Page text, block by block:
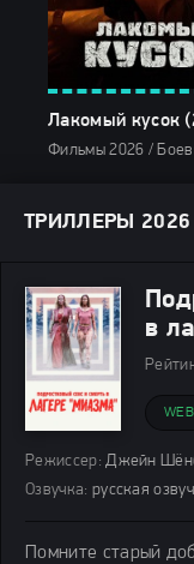
Лакомый кусок
ТРИЛЛЕРЫ 2026
в
Режиссер: Джейн
Озвучка: русская
Помните старый